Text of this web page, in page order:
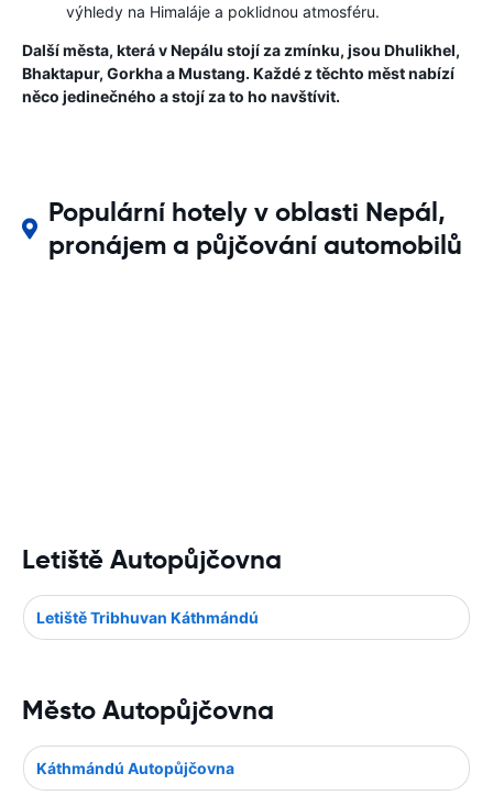
výhledy na Himaláje a poklidnou atmosféru.
Další města, která v Nepálu stojí za zmínku, jsou Dhulikhel,
Bhaktapur, Gorkha a Mustang. Každé z těchto měst nabízí
něco jedinečného a stojí za to ho navštívit.
Populární hotely v oblasti Nepál,
pronájem a půjčování automobilů
Letiště Autopůjčovna
Letiště Tribhuvan Káthmándú
Město Autopůjčovna
Káthmándú Autopůjčovna